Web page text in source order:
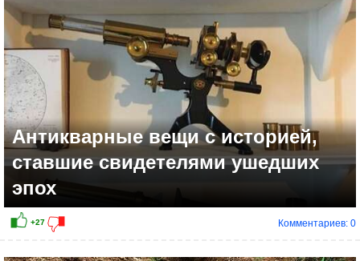
Антикварные вещи с историей,
ставшие свидетелями ушедших
эпох
Комментариев: 0